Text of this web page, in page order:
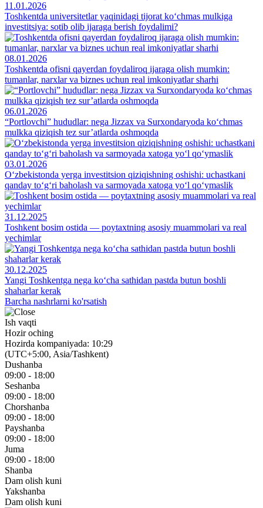
11.01.2026
Toshkentda universitetlar yaqinidagi tijorat ko‘chmas mulkiga
investitsiya: sotib olib ijaraga berish foydalimi?
08.01.2026
Toshkentda ofisni qayerdan foydaliroq ijaraga olish mumkin:
tumanlar, narxlar va biznes uchun real imkoniyatlar sharhi
06.01.2026
“Portlovchi” hududlar: nega Jizzax va Surxondaryoda ko‘chmas
mulkka qiziqish tez sur’atlarda oshmoqda
03.01.2026
O‘zbekistonda yerga investitsion qiziqishning oshishi: uchastkani
qanday to‘g‘ri baholash va sarmoyada xatoga yo‘l qo‘ymaslik
31.12.2025
Toshkent bosim ostida — poytaxtning asosiy muammolari va real
yechimlar
30.12.2025
Yangi Toshkentga nega ko‘cha sathidan pastda butun boshli
shaharlar kerak
Barcha nashrlarni ko'rsatish
Ish vaqti
Hozir oching
Hozirda kompaniyada: 10:29
(UTC+5:00, Asia/Tashkent)
Dushanba
09:00 - 18:00
Seshanba
09:00 - 18:00
Chorshanba
09:00 - 18:00
Payshanba
09:00 - 18:00
Juma
09:00 - 18:00
Shanba
Dam olish kuni
Yakshanba
Dam olish kuni